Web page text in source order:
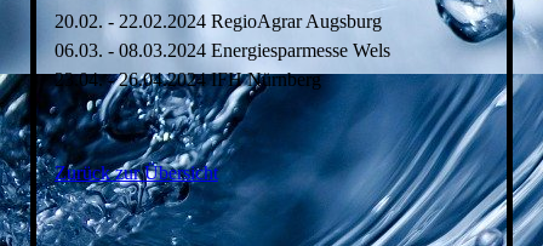
20.02. - 22.02.2024 RegioAgrar Augsburg
06.03. - 08.03.2024 Energiesparmesse Wels
23.04. - 26.04.2024 IFH Nürnberg
Zurück zur Übersicht